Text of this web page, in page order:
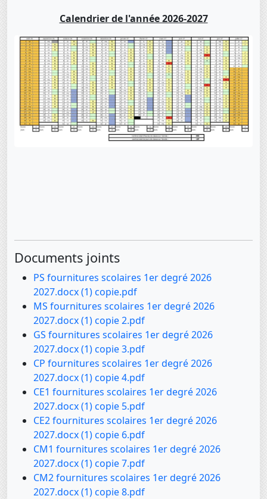
Calendrier de l'année 2026-2027
Documents joints
PS fournitures scolaires 1er degré 2026
2027.docx (1) copie.pdf
MS fournitures scolaires 1er degré 2026
2027.docx (1) copie 2.pdf
GS fournitures scolaires 1er degré 2026
2027.docx (1) copie 3.pdf
CP fournitures scolaires 1er degré 2026
2027.docx (1) copie 4.pdf
CE1 fournitures scolaires 1er degré 2026
2027.docx (1) copie 5.pdf
CE2 fournitures scolaires 1er degré 2026
2027.docx (1) copie 6.pdf
CM1 fournitures scolaires 1er degré 2026
2027.docx (1) copie 7.pdf
CM2 fournitures scolaires 1er degré 2026
2027.docx (1) copie 8.pdf